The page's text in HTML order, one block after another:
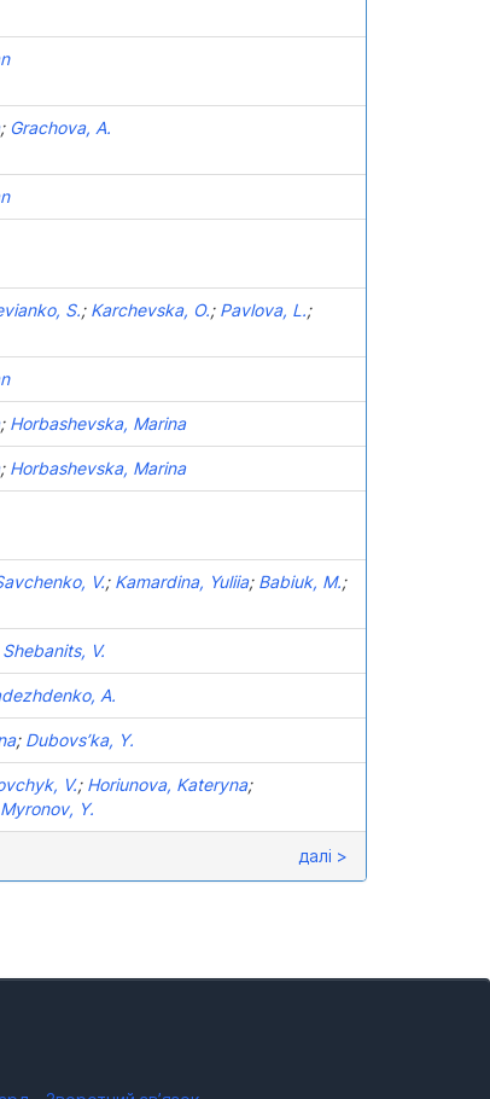
; Grachova, A.
S.; Karchevska, O.; Pavlova, L.;
; Horbashevska, Marina
; Horbashevska, Marina
V.; Kamardina, Yuliia; Babiuk, M.;
Shebanits, V.
A.
; Dubovs’ka, Y.
V.; Horiunova, Kateryna;
Myronov, Y.
далі >